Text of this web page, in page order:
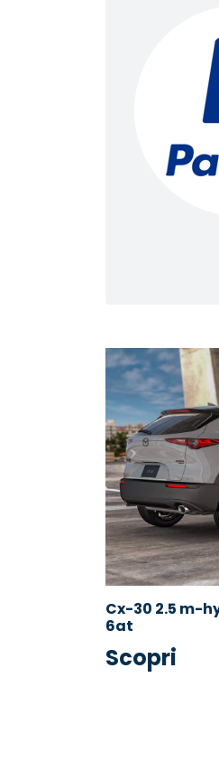
Cx-30 2.5 m-
6at
Scopri